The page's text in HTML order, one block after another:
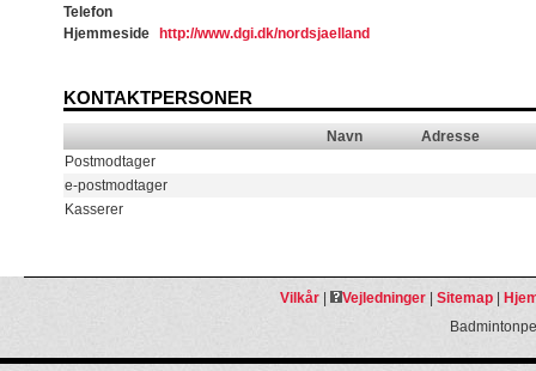
Telefon
Hjemmeside
http://www.dgi.dk/nordsjaelland
KONTAKTPERSONER
Navn
Adresse
Postmodtager
e-postmodtager
Kasserer
Vilkår| Vejledninger| Sitemap|